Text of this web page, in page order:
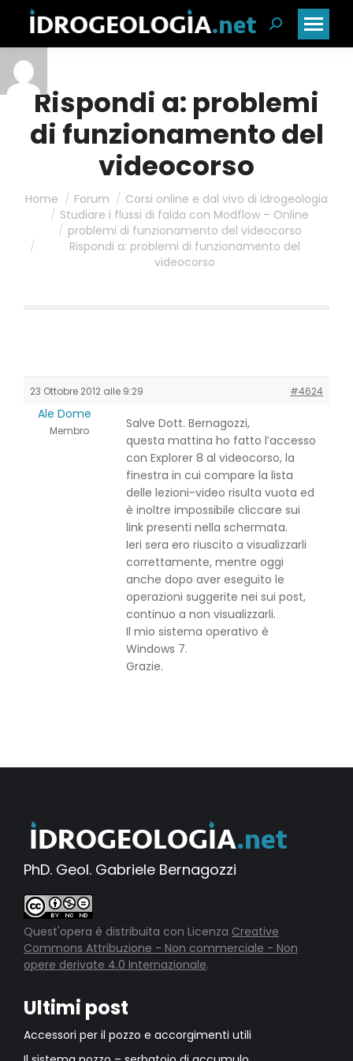
Cerca:
Rispondi a: problemi
di funzionamento del
videocorso
Home Forum
Corsi online e dal vivo di idrogeologia
Studiare i flussi di falda con Modflow – Online
problemi di funzionamento del videocorso
Rispondi a: problemi di funzionamento del
videocorso
23 Ottobre 2012 alle 9:29 #4624
Ale Dome
Membro
Salve Dott. Bernagozzi,
questa mattina ho fatto l’accesso
con Explorer 8 al videocorso, la
finestra in cui compare la lista
delle lezioni-video risulta vuota ed
è inoltre impossibile cliccare sui
link presenti nella schermata.
Ieri sera ero riuscito a visualizzarli
correttamente, mentre oggi
anche dopo aver eseguito le
operazioni suggerite nei sui post,
continuo a non visualizzarli.
Il mio sistema operativo è
Windows 7.
Grazie.
PhD. Geol. Gabriele Bernagozzi
Quest'opera è distribuita con Licenza Creative
Commons Attribuzione - Non commerciale - Non
opere derivate 4.0 Internazionale.
Ultimi post
Accessori per il pozzo e accorgimenti utili